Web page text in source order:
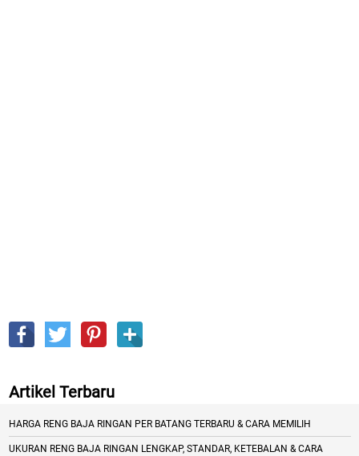
Artikel Terbaru
HARGA RENG BAJA RINGAN PER BATANG TERBARU & CARA MEMILIH
UKURAN RENG BAJA RINGAN LENGKAP, STANDAR, KETEBALAN & CARA